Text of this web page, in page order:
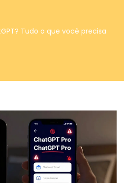
Tudo o que você precisa